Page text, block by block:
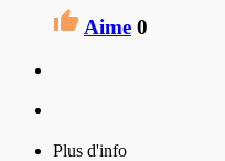
Aime 0
Plus d'info